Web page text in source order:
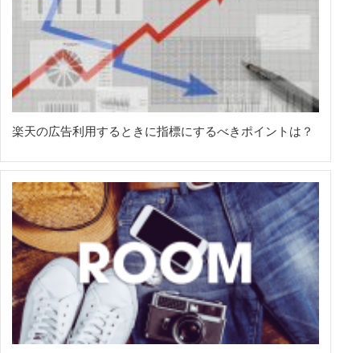
楽天の広告利用するときに指標にするべきポイントは？